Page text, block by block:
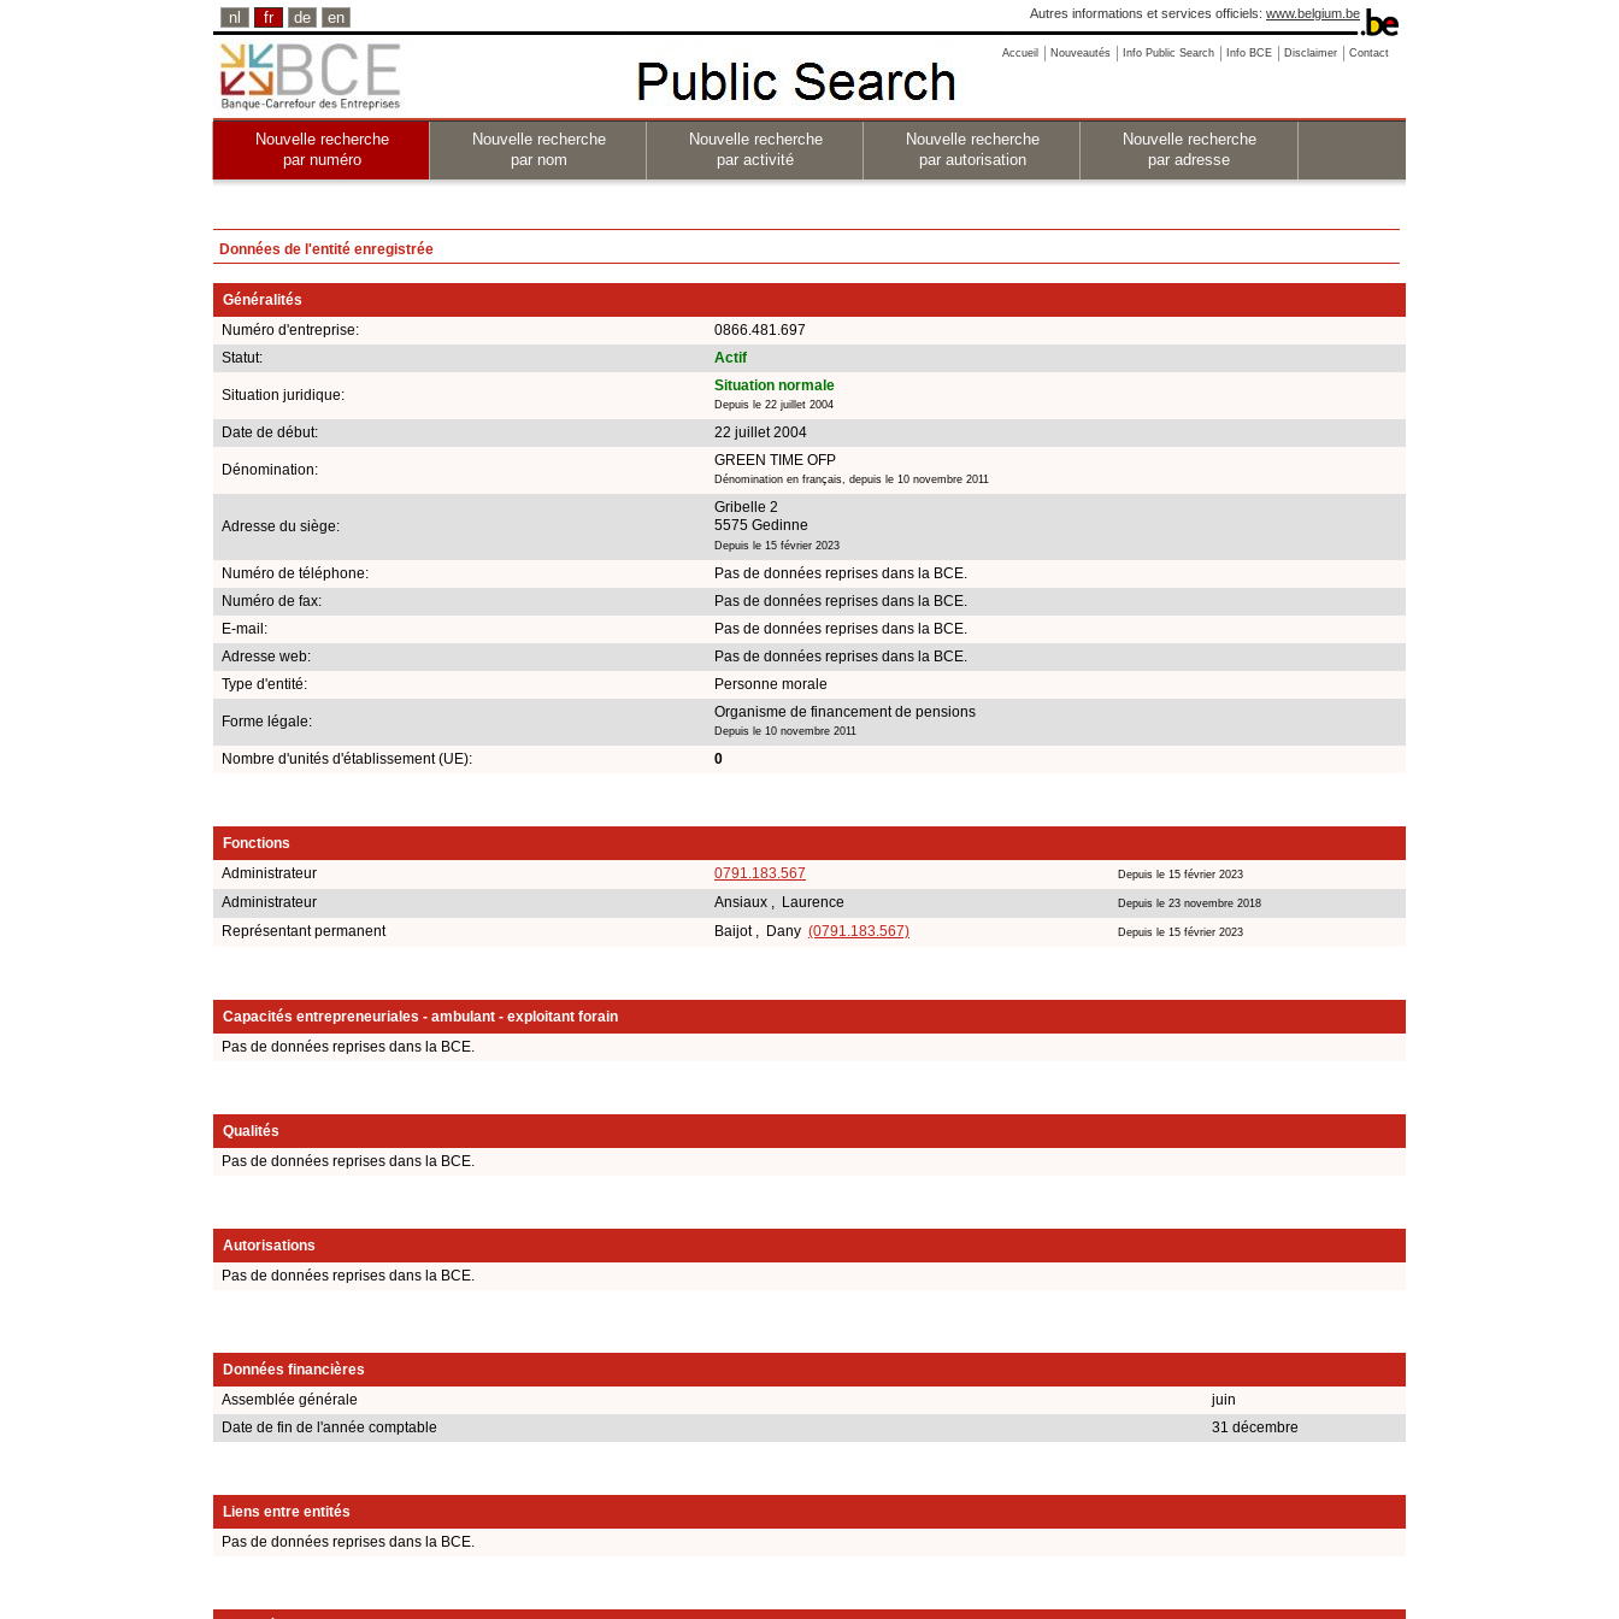
nl fr de en Autres informations et services officiels: www.belgium.be
Accueil Nouveautés Info Public Search Info BCE Disclaimer Contact
Nouvelle recherche
par numéro
Nouvelle recherche
par nom
Nouvelle recherche
par activité
Nouvelle recherche
par autorisation
Nouvelle recherche
par adresse
Données de l'entité enregistrée
Généralités
Numéro d'entreprise:
0866.481.697
Statut:
Actif
Situation juridique:
Situation normale
Depuis le 22 juillet 2004
Date de début: 22 juillet 2004
Dénomination:
GREEN TIME OFP
Dénomination en français, depuis le 10 novembre 2011
Adresse du siège:
Gribelle 2
5575 Gedinne
Depuis le 15 février 2023
Numéro de téléphone:
Pas de données reprises dans la BCE.
Numéro de fax:
Pas de données reprises dans la BCE.
E-mail:
Pas de données reprises dans la BCE.
Adresse web:
Pas de données reprises dans la BCE.
Type d'entité:
Personne morale
Forme légale:
Organisme de financement de pensions
Depuis le 10 novembre 2011
Nombre d'unités d'établissement (UE): 0
Fonctions
Administrateur
0791.183.567 Depuis le 15 février 2023
Administrateur Ansiaux , Laurence Depuis le 23 novembre 2018
Représentant permanent Baijot , Dany (0791.183.567) Depuis le 15 février 2023
Capacités entrepreneuriales - ambulant - exploitant forain
Pas de données reprises dans la BCE.
Qualités
Pas de données reprises dans la BCE.
Autorisations
Pas de données reprises dans la BCE.
Données financières
Assemblée générale
juin
Date de fin de l'année comptable
31 décembre
Liens entre entités
Pas de données reprises dans la BCE.